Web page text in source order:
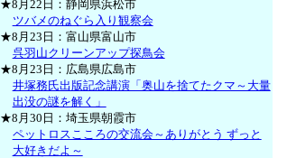
★8月22日：静岡県浜松市
ツバメのねぐら入り観察会
★8月23日：富山県富山市
呉羽山クリーンアップ探鳥会
★8月23日：広島県広島市
井塚務氏出版記念講演「奥山を捨てたクマ～大量
出没の謎を解く」
★8月30日：埼玉県朝霞市
ペットロスこころの交流会～ありがとう ずっと
大好きだよ～